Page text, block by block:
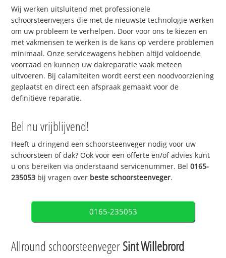
Wij werken uitsluitend met professionele
schoorsteenvegers die met de nieuwste technologie werken
om uw probleem te verhelpen. Door voor ons te kiezen en
met vakmensen te werken is de kans op verdere problemen
minimaal. Onze servicewagens hebben altijd voldoende
voorraad en kunnen uw dakreparatie vaak meteen
uitvoeren. Bij calamiteiten wordt eerst een noodvoorziening
geplaatst en direct een afspraak gemaakt voor de
definitieve reparatie.
Bel nu vrijblijvend!
Heeft u dringend een schoorsteenveger nodig voor uw
schoorsteen of dak? Ook voor een offerte en/of advies kunt
u ons bereiken via onderstaand servicenummer. Bel0165-
235053 bij vragen over beste schoorsteenveger.
0165-235053
Allround schoorsteenvegerSint Willebrord